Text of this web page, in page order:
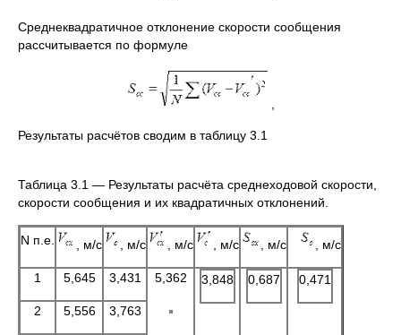
Среднеквадратичное отклонение скорости сообщения
рассчитывается по формуле
Результаты расчётов сводим в таблицу 3.1
Таблица 3.1 — Результаты расчёта среднеходовой скорости,
скорости сообщения и их квадратичных отклонений.
N п.е. , м/с , м/с , м/с , м/с , м/с , м/с
1 5,645 3,431 5,362 3,848 0,687 0,471
2 5,556 3,763